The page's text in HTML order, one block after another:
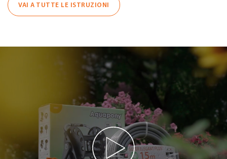
VAI A TUTTE LE ISTRUZIONI